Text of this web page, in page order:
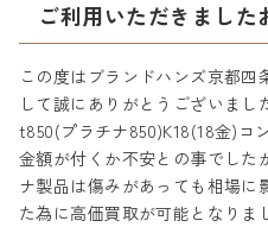
ご利用いただきまし
この度はブランドハンズ京都四
して誠にありがとうございま
t850(プラチナ850)K18(18金)コ
金額が付くか不安との事でした
ナ製品は傷みがあっても相場に
た為に高価買取が可能となり